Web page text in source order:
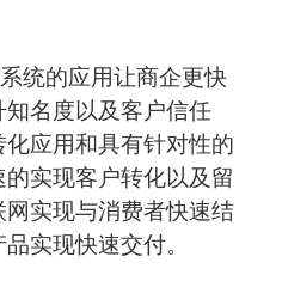
统的应用让商企更快
名度以及客户信任
应用和具有针对性的
实现客户转化以及留
实现与消费者快速结
实现快速交付。